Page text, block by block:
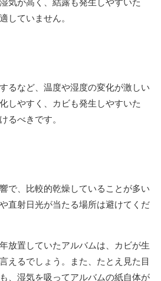
気が高く、結露も発生しやすいた
していません。
るなど、温度や湿度の変化が激しい
しやすく、カビも発生しやすいた
るべきです。
で、比較的乾燥していることが多い
直射日光が当たる場所は避けてくだ
放置していたアルバムは、カビが生
えるでしょう。また、たとえ見た目
、湿気を吸ってアルバムの紙自体が